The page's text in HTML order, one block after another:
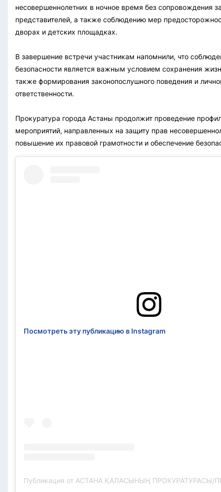
несовершеннолетних в ночное время без сопровождения
представителей, а также соблюдению мер
дворах и детских площадках.
В завершение встречи участникам напомнили, что
безопасности является важным условием сохранения
также формирования законопослушного поведения и
ответственности.
Прокуратура города Астаны продолжит проведение
мероприятий, направленных на защиту прав
повышение их правовой грамотности и обеспечение
Посмотреть эту публикацию в Instagram